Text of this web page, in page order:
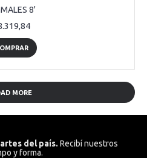
8'
MORE
del país. Recibí nuestros
y forma.